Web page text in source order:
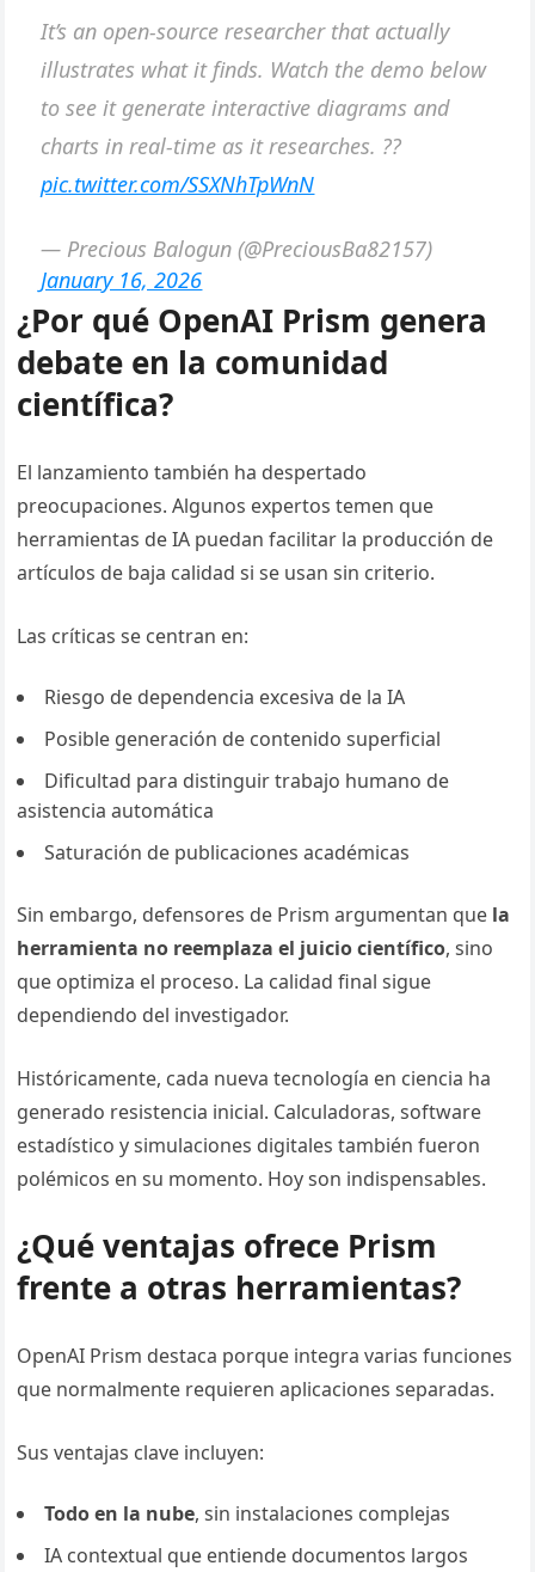
It’s an open-source researcher that actually
illustrates what it finds. Watch the demo below
to see it generate interactive diagrams and
charts in real-time as it researches. ?️?
pic.twitter.com/SSXNhTpWnN
— Precious Balogun (@PreciousBa82157)
January 16, 2026
¿Por qué OpenAI Prism genera
debate en la comunidad
científica?
El lanzamiento también ha despertado
preocupaciones. Algunos expertos temen que
herramientas de IA puedan facilitar la producción de
artículos de baja calidad si se usan sin criterio.
Las críticas se centran en:
Riesgo de dependencia excesiva de la IA
Posible generación de contenido superficial
Dificultad para distinguir trabajo humano de
asistencia automática
Saturación de publicaciones académicas
Sin embargo, defensores de Prism argumentan que la
herramienta no reemplaza el juicio científico, sino
que optimiza el proceso. La calidad final sigue
dependiendo del investigador.
Históricamente, cada nueva tecnología en ciencia ha
generado resistencia inicial. Calculadoras, software
estadístico y simulaciones digitales también fueron
polémicos en su momento. Hoy son indispensables.
¿Qué ventajas ofrece Prism
frente a otras herramientas?
OpenAI Prism destaca porque integra varias funciones
que normalmente requieren aplicaciones separadas.
Sus ventajas clave incluyen:
Todo en la nube, sin instalaciones complejas
IA contextual que entiende documentos largos